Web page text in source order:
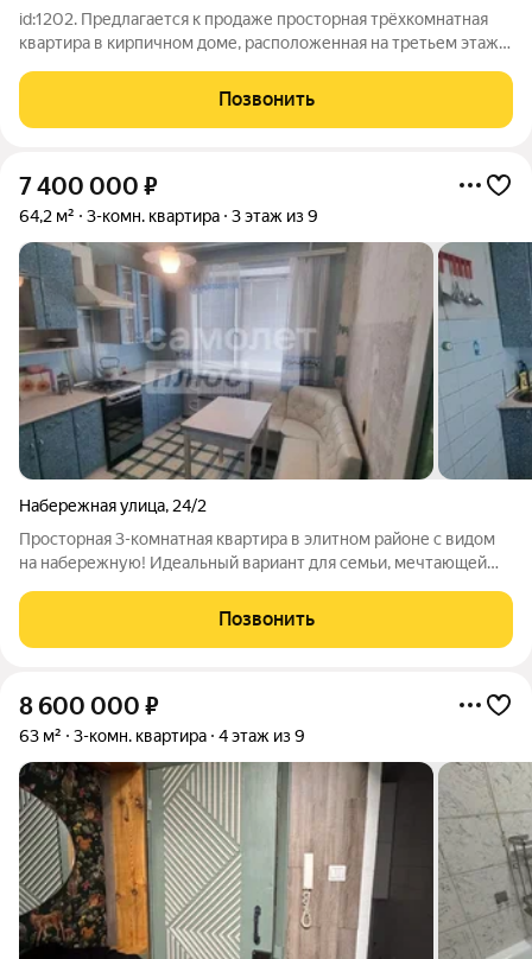
id:1202. Предлагается к продаже просторная трёхкомнатная
квартира в кирпичном доме, расположенная на третьем этаже
Общая площадь жилья составляет 81.4 м, из которых 54.6 м
уютное жилое
Позвонить
7 400 000 ₽
64,2 м² 3-комн. квартира 3 этаж из 9
Набережная улица, 24/2
Просторная 3-комнатная квартира в элитном районе с видом
на набережную! Идеальный вариант для семьи, мечтающей
Представляем вашему вниманию просторную 3-комнатную
квартиру в лучшем районе города с живописным
Позвонить
8 600 000 ₽
63 м² 3-комн. квартира 4 этаж из 9